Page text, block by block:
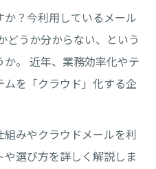
？今利用しているメール
どうか分からない、という
。 近年、業務効率化やテ
を「クラウド」化する企
みやクラウドメールを利
選び方を詳しく解説しま